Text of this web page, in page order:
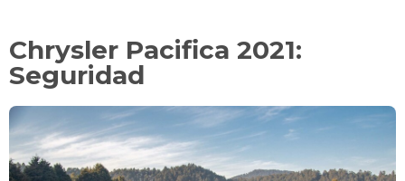
Chrysler Pacifica 2021:
Seguridad